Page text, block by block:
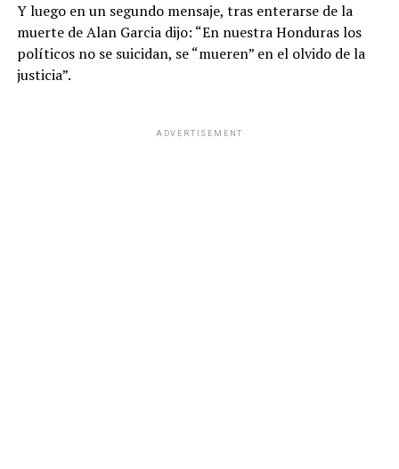
Y luego en un segundo mensaje, tras enterarse de la
muerte de Alan Garcia dijo: “En nuestra Honduras los
políticos no se suicidan, se “mueren” en el olvido de la
justicia”.
ADVERTISEMENT